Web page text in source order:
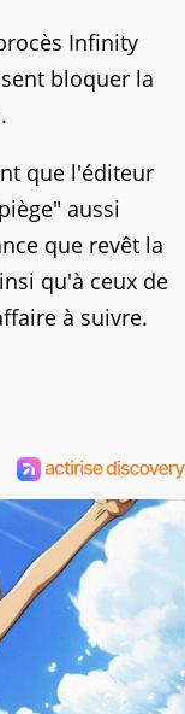
Infinity
bloquer la
que l'éditeur
aussi
que revêt la
qu'à ceux de
à suivre.